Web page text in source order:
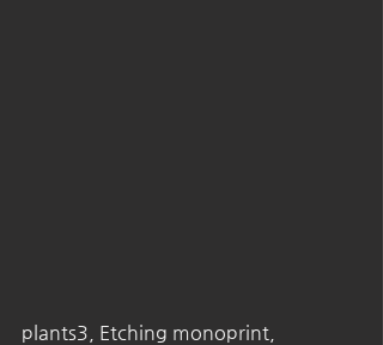
plants3, Etching monoprint,